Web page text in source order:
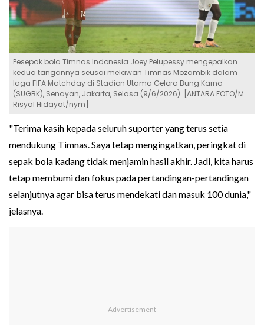
Pesepak bola Timnas Indonesia Joey Pelupessy mengepalkan
kedua tangannya seusai melawan Timnas Mozambik dalam
laga FIFA Matchday di Stadion Utama Gelora Bung Karno
(SUGBK), Senayan, Jakarta, Selasa (9/6/2026). [ANTARA FOTO/M
Risyal Hidayat/nym]
"Terima kasih kepada seluruh suporter yang terus setia
mendukung Timnas. Saya tetap mengingatkan, peringkat di
sepak bola kadang tidak menjamin hasil akhir. Jadi, kita harus
tetap membumi dan fokus pada pertandingan-pertandingan
selanjutnya agar bisa terus mendekati dan masuk 100 dunia,"
jelasnya.